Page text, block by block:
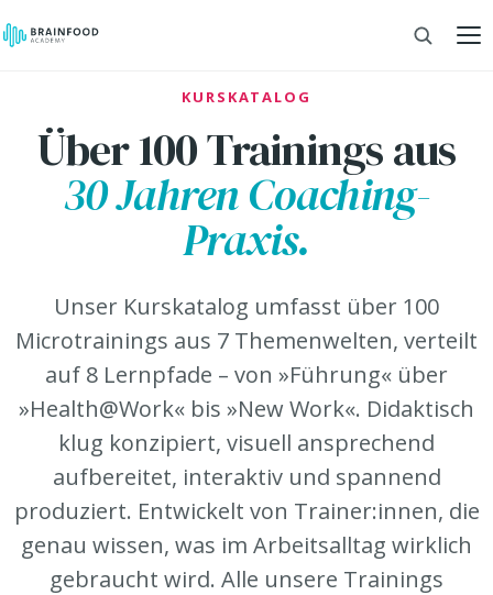
KURSKATALOG
Über 100 Trainings aus
30 Jahren Coaching-
Praxis.
Unser Kurskatalog umfasst über 100
Microtrainings aus 7 Themenwelten, verteilt
auf 8 Lernpfade – von »Führung« über
»Health@Work« bis »New Work«. Didaktisch
klug konzipiert, visuell ansprechend
aufbereitet, interaktiv und spannend
produziert. Entwickelt von Trainer:innen, die
genau wissen, was im Arbeitsalltag wirklich
gebraucht wird. Alle unsere Trainings